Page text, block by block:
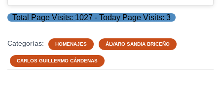
Total Page Visits: 1027 - Today Page Visits: 3
Categorías: HOMENAJES ÁLVARO SANDIA BRICEÑO
CARLOS GUILLERMO CÁRDENAS